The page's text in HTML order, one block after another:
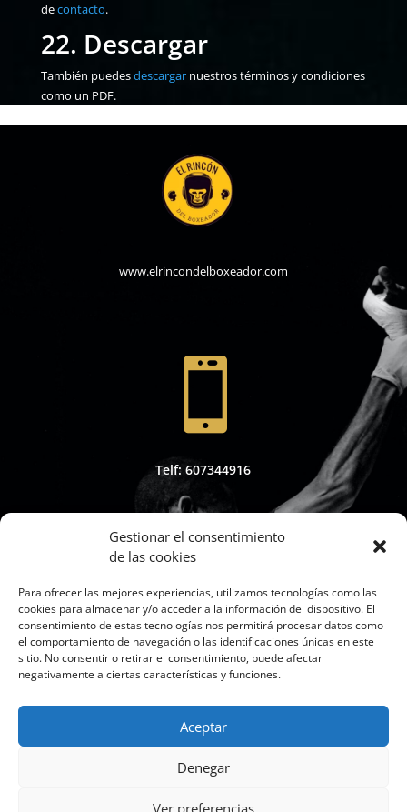
Gestionar el consentimiento
de las cookies
Para ofrecer las mejores experiencias, utilizamos tecnologías como las
cookies para almacenar y/o acceder a la información del dispositivo. El
consentimiento de estas tecnologías nos permitirá procesar datos como
el comportamiento de navegación o las identificaciones únicas en este
sitio. No consentir o retirar el consentimiento, puede afectar
negativamente a ciertas características y funciones.
Aceptar
Denegar
Ver preferencias
decontacto.
22. Descargar
También puedesdescargar nuestros términos y condiciones
como un PDF.
www.elrincondelboxeador.com

Telf: 607344916

Whapsap: 607344916
